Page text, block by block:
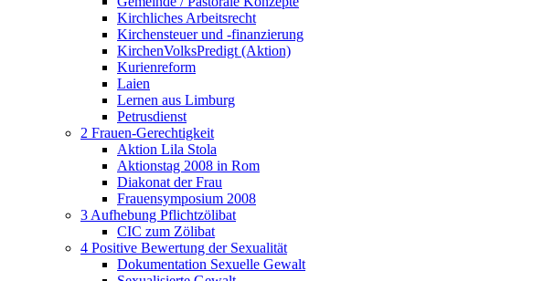
Kirchliches Arbeitsrecht
Kirchensteuer und -finanzierung
KirchenVolksPredigt (Aktion)
Kurienreform
Laien
Lernen aus Limburg
Petrusdienst
2 Frauen-Gerechtigkeit
Aktion Lila Stola
Aktionstag 2008 in Rom
Diakonat der Frau
Frauensymposium 2008
3 Aufhebung Pflichtzölibat
CIC zum Zölibat
4 Positive Bewertung der Sexualität
Dokumentation Sexuelle Gewalt